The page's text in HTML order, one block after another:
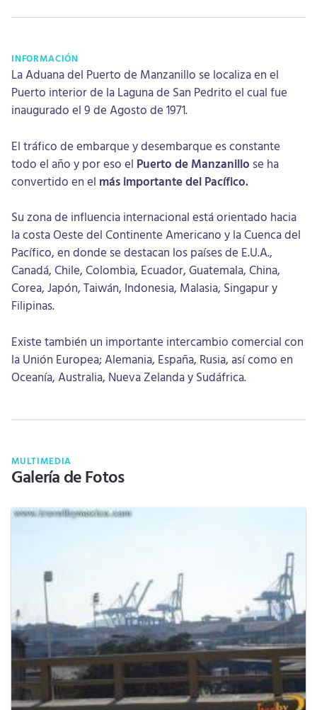
INFORMACIÓN
La Aduana del Puerto de Manzanillo se localiza en el
Puerto interior de la Laguna de San Pedrito el cual fue
inaugurado el 9 de Agosto de 1971.
El tráfico de embarque y desembarque es constante
todo el año y por eso el Puerto de Manzanillo se ha
convertido en el más importante del Pacífico.
Su zona de influencia internacional está orientado hacia
la costa Oeste del Continente Americano y la Cuenca del
Pacífico, en donde se destacan los países de E.U.A.,
Canadá, Chile, Colombia, Ecuador, Guatemala, China,
Corea, Japón, Taiwán, Indonesia, Malasia, Singapur y
Filipinas.
Existe también un importante intercambio comercial con
la Unión Europea; Alemania, España, Rusia, así como en
Oceanía, Australia, Nueva Zelanda y Sudáfrica.
MULTIMEDIA
Galería de Fotos